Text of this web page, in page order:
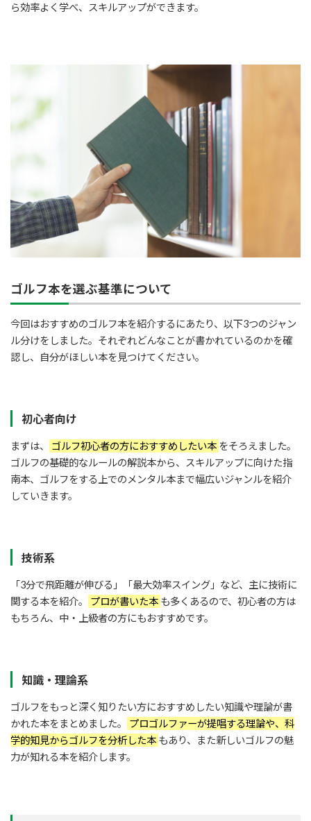
ら効率よく学べ、スキルアップができます。
ゴルフ本を選ぶ基準について
今回はおすすめのゴルフ本を紹介するにあたり、以下3つのジャン
ル分けをしました。それぞれどんなことが書かれているのかを確
認し、自分がほしい本を見つけてください。
初心者向け
まずは、 ゴルフ初心者の方におすすめしたい本 をそろえました。
ゴルフの基礎的なルールの解説本から、スキルアップに向けた指
南本、ゴルフをする上でのメンタル本まで幅広いジャンルを紹介
していきます。
技術系
「3分で飛距離が伸びる」「最大効率スイング」など、主に技術に
関する本を紹介。
プロが書いた本 も多くあるので、初心者の方は
もちろん、中・上級者の方にもおすすめです。
知識・理論系
ゴルフをもっと深く知りたい方におすすめしたい知識や理論が書
かれた本をまとめました。
プロゴルファーが提唱する理論や、科
学的知見からゴルフを分析した本 もあり、また新しいゴルフの魅
力が知れる本を紹介します。